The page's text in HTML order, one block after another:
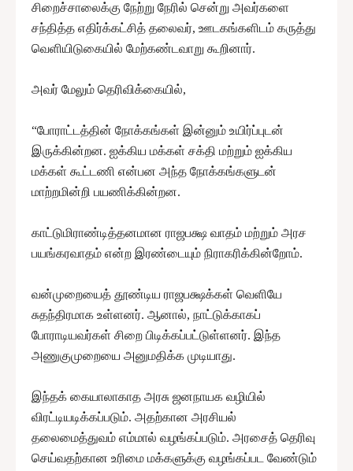
சிறைச்சாலைக்கு நேற்று நேரில் சென்று அவர்களை
சந்தித்த எதிர்க்கட்சித் தலைவர், ஊடகங்களிடம் கருத்து
வெளியிடுகையில் மேற்கண்டவாறு கூறினார்.
அவர் மேலும் தெரிவிக்கையில்,
“போராட்டத்தின் நோக்கங்கள் இன்னும் உயிர்ப்புடன்
இருக்கின்றன. ஐக்கிய மக்கள் சக்தி மற்றும் ஐக்கிய
மக்கள் கூட்டணி என்பன அந்த நோக்கங்களுடன்
மாற்றமின்றி பயணிக்கின்றன.
காட்டுமிராண்டித்தனமான ராஜபக்ஷ வாதம் மற்றும் அரச
பயங்கரவாதம் என்ற இரண்டையும் நிராகரிக்கின்றோம்.
வன்முறையைத் தூண்டிய ராஜபக்ஷக்கள் வெளியே
சுதந்திரமாக உள்ளனர். ஆனால், நாட்டுக்காகப்
போராடியவர்கள் சிறை பிடிக்கப்பட்டுள்ளனர். இந்த
அணுகுமுறையை அனுமதிக்க முடியாது.
இந்தக் கையாலாகாத அரசு ஜனநாயக வழியில்
விரட்டியடிக்கப்படும். அதற்கான அரசியல்
தலைமைத்துவம் எம்மால் வழங்கப்படும். அரசைத் தெரிவு
செய்வதற்கான உரிமை மக்களுக்கு வழங்கப்பட வேண்டும்